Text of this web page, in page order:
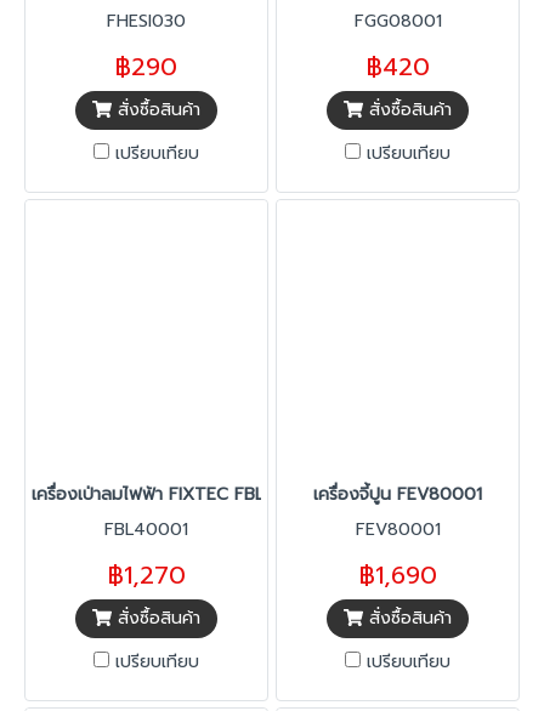
FHESI030
฿290
สั่งซื้อสินค้า
เปรียบเทียบ
FGG08001
฿420
สั่งซื้อสินค้า
เปรียบเทียบ
เครื่องเป่าลมไฟฟ้า FIXTEC FBL40001
FBL40001
฿1,270
สั่งซื้อสินค้า
เปรียบเทียบ
เครื่องจี้ปูน FEV80001
FEV80001
฿1,690
สั่งซื้อสินค้า
เปรียบเทียบ